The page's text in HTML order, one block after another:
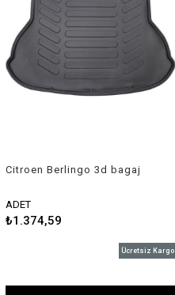
Citroen Berlingo 3d bagaj
ADET
₺1.374,59
Ücretsiz Kargo